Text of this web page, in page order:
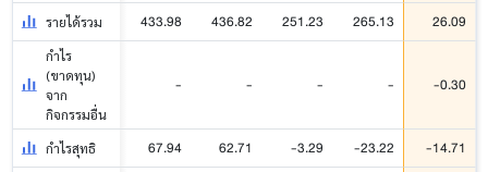
รายได้รวม 433.98 436.82 251.23 265.13 26.09
กำไร
(ขาดทุน)
จาก
กิจกรรมอื่น
- - - - -0.30
กำไรสุทธิ 67.94 62.71 -3.29 -23.22 -14.71